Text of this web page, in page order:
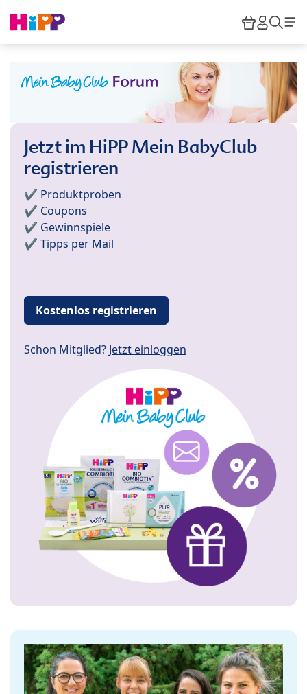
HiPP
Jetzt im HiPP Mein BabyClub
registrieren
✔️ Produktproben
✔️ Coupons
✔️ Gewinnspiele
✔️ Tipps per Mail
Kostenlos registrieren
Schon Mitglied? Jetzt einloggen